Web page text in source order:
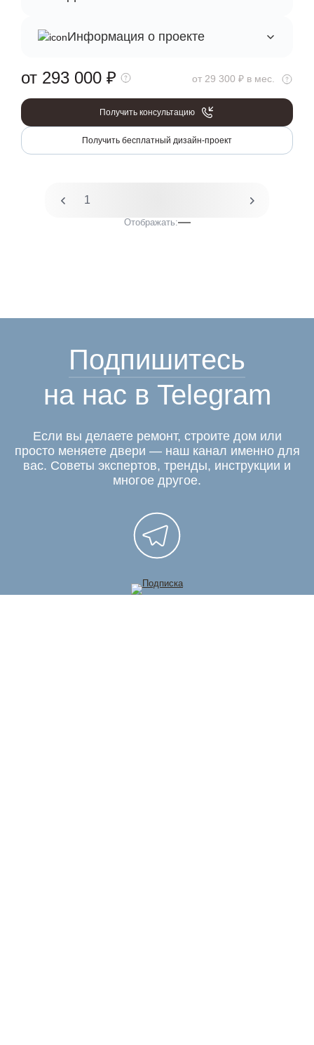
Информация о проекте
от 293 000 ₽ от 29 300 ₽ в мес.
Получить консультацию
Получить бесплатный дизайн-проект
1 2
Отображать:
Подпишитесь
на нас в Telegram
Если вы делаете ремонт, строите дом или
просто меняете двери — наш канал именно для
вас. Советы экспертов, тренды, инструкции и
многое другое.